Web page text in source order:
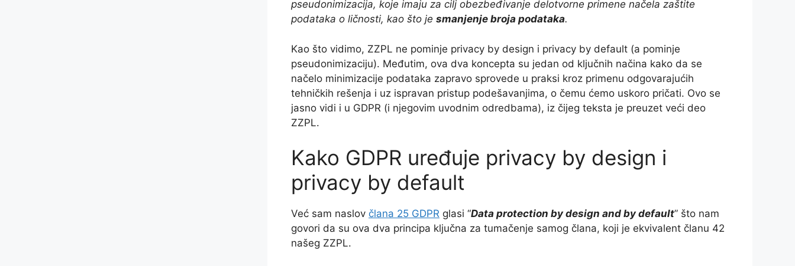
pseudonimizacija, koje imaju za cilj obezbeđivanje delotvorne primene načela zaštite
podataka o ličnosti, kao što je smanjenje broja podataka.
Kao što vidimo, ZZPL ne pominje privacy by design i privacy by default (a pominje
pseudonimizaciju). Međutim, ova dva koncepta su jedan od ključnih načina kako da se
načelo minimizacije podataka zapravo sprovede u praksi kroz primenu odgovarajućih
tehničkih rešenja i uz ispravan pristup podešavanjima, o čemu ćemo uskoro pričati. Ovo se
jasno vidi i u GDPR (i njegovim uvodnim odredbama), iz čijeg teksta je preuzet veći deo
ZZPL.
Kako GDPR uređuje privacy by design i
privacy by default
Već sam naslov člana 25 GDPR glasi “Data protection by design and by default” što nam
govori da su ova dva principa ključna za tumačenje samog člana, koji je ekvivalent članu 42
našeg ZZPL.